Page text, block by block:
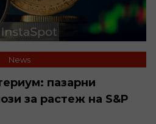
News
пазарни
за растеж на S&P